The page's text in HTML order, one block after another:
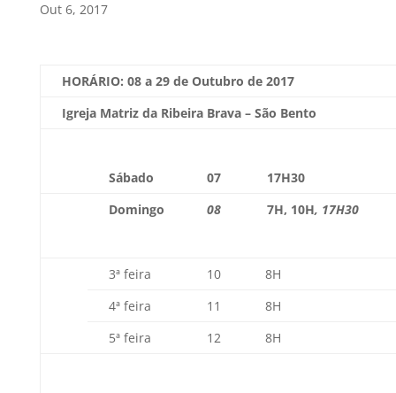
Out 6, 2017
HORÁRIO: 08 a 29 de Outubro de 2017
Igreja Matriz da Ribeira Brava – São Bento
Sábado 07
17H30
Domingo
08 7H, 10H, 17H30
3ª feira 10
8H
4ª feira
11
8H
5ª feira
12 8H